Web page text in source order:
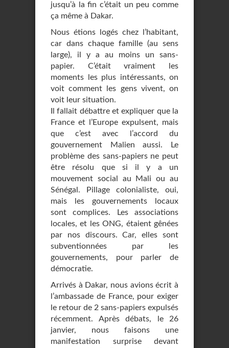
jusqu’à la fin c’était un peu comme
ça même à Dakar.
Nous étions logés chez l’habitant,
car dans chaque famille (au sens
large), il y a au moins un sans-
papier. C’était vraiment les
moments les plus intéressants, on
voit comment les gens vivent, on
voit leur situation.
Il fallait débattre et expliquer que la
France et l’Europe expulsent, mais
que c’est avec l’accord du
gouvernement Malien aussi. Le
problème des sans-papiers ne peut
être résolu que si il y a un
mouvement social au Mali ou au
Sénégal. Pillage colonialiste, oui,
mais les gouvernements locaux
sont complices. Les associations
locales, et les ONG, étaient gênées
par nos discours. Car, elles sont
subventionnées par les
gouvernements, pour parler de
démocratie.
Arrivés à Dakar, nous avions écrit à
l’ambassade de France, pour exiger
le retour de 2 sans-papiers expulsés
récemment. Après débats, le 26
janvier, nous faisons une
manifestation surprise devant